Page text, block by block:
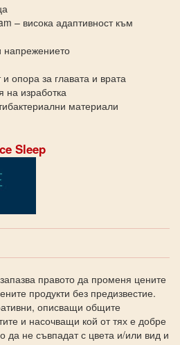
– висока адаптивност към
напрежението
опора за главата и врата
на изработка
материали
Sleep
правото да променя цените
продукти без предизвестие.
описващи общите
и насочващи кой от тях е добре
да не съвпадат с цвета и/или вид и